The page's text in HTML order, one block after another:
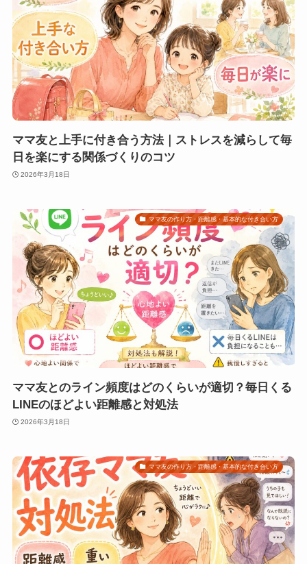
ママ友と上手に付き合う方法｜ストレスを減らして毎
日を楽にする関係づくりのコツ
2026年3月18日
ママ友の作り方・距離感・基本的な付き合い方
ママ友とのライン頻度はどのくらいが適切？毎日くる
LINEのほどよい距離感と対処法
2026年3月18日
ママ友の作り方・距離感・基本的な付き合い方